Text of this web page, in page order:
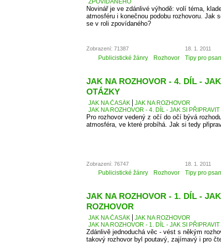
ZPOVÍDANÉHO
Novinář je ve zdánlivé výhodě: volí téma,
atmosféru i konečnou podobu rozhovoru. Jak
se v roli zpovídaného?
Zobrazení: 71387 18. 1. 2011
Publicistické žánry Rozhovor Tipy pro
JAK NA ROZHOVOR - 4. DÍL -
OTÁZKY
JAK NA ČASÁK
JAK NA ROZHOVOR
JAK NA ROZHOVOR - 4. DÍL - JAK SI PŘIPRAVIT
Pro rozhovor vedený z očí do očí bývá
atmosféra, ve které probíhá. Jak si tedy
Zobrazení: 76747 18. 1. 2011
Publicistické žánry Rozhovor Tipy pro
JAK NA ROZHOVOR - 1. DÍL -
ROZHOVOR
JAK NA ČASÁK
JAK NA ROZHOVOR
JAK NA ROZHOVOR - 1. DÍL - JAK SI
Zdánlivě jednoduchá věc - vést s někým
takový rozhovor byl poutavý, zajímavý i pro